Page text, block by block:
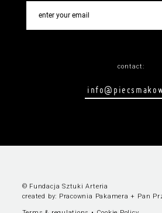
contact:
© Fundacja Sztuki Arteria
created by: Pracownia Pakamera + Pan